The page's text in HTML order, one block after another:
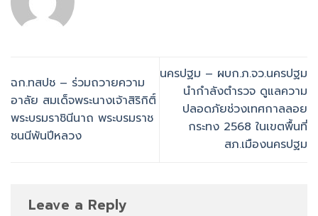
ฉก.ทสปช – ร่วมถวายความ
อาลัย สมเด็จพระนางเจ้าสิริกิติ์
พระบรมราชินีนาถ พระบรมราช
ชนนีพันปีหลวง
นครปฐม – ผบก.ภ.จว.นครปฐม
นำกำลังตำรวจ ดูแลความ
ปลอดภัยช่วงเทศกาลลอย
กระทง 2568 ในเขตพื้นที่
สภ.เมืองนครปฐม
Leave a Reply